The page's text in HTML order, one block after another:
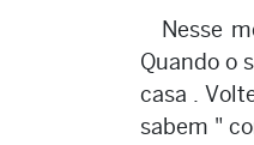
Nesse
Quando o
casa .
sabem "